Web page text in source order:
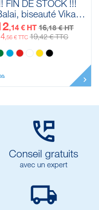
FIN DE STOCK !!!
biseauté Vikan,
mm, Medium
,14 € HT 16,18 € HT
,56 € TTC 19,42 € TTC

Conseil gratuits
avec un expert
